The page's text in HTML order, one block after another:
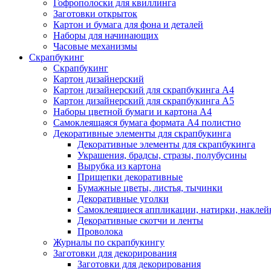
Гофрополоски для квиллинга
Заготовки открыток
Картон и бумага для фона и деталей
Наборы для начинающих
Часовые механизмы
Скрапбукинг
Скрапбукинг
Картон дизайнерский
Картон дизайнерский для скрапбукинга А4
Картон дизайнерский для скрапбукинга А5
Наборы цветной бумаги и картона А4
Самоклеящаяся бумага формата А4 полистно
Декоративные элементы для скрапбукинга
Декоративные элементы для скрапбукинга
Украшения, брадсы, стразы, полубусины
Вырубка из картона
Прищепки декоративные
Бумажные цветы, листья, тычинки
Декоративные уголки
Самоклеящиеся аппликации, натирки,
Декоративные скотчи и ленты
Проволока
Журналы по скрапбукингу
Заготовки для декорирования
Заготовки для декорирования